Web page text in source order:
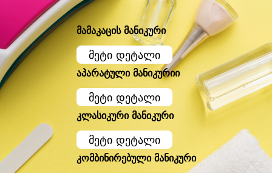
მამაკაცის მანიკური
მეტი დეტალი
აპარატული მანიკურიი
მეტი დეტალი
კლასიკური მანიკური
მეტი დეტალი
კომბინირებული მანიკური